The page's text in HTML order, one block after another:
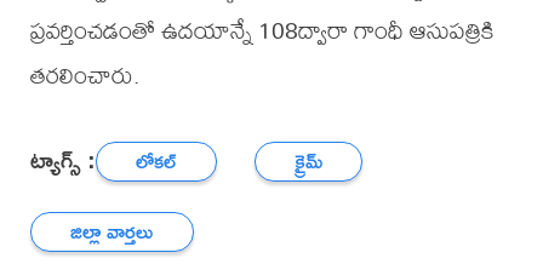
ప్రవర్తించడంతో ఉదయాన్నే 108ద్వారా గాంధీ ఆసుపత్రికి
తరలించారు.
ట్యాగ్స్ : లోకల్
క్రైమ్
జిల్లా వార్తలు